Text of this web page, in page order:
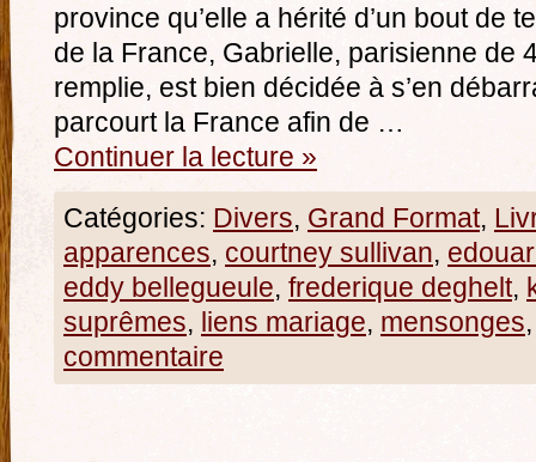
province qu’elle a hérité d’un bout de
de la France, Gabrielle, parisienne de
remplie, est bien décidée à s’en
parcourt la France afin de …
Continuer la lecture »
Catégories: Divers, Grand Format,
apparences, courtney sullivan,
eddy bellegueule, frederique deghelt,
suprêmes, liens mariage, mensonges
commentaire